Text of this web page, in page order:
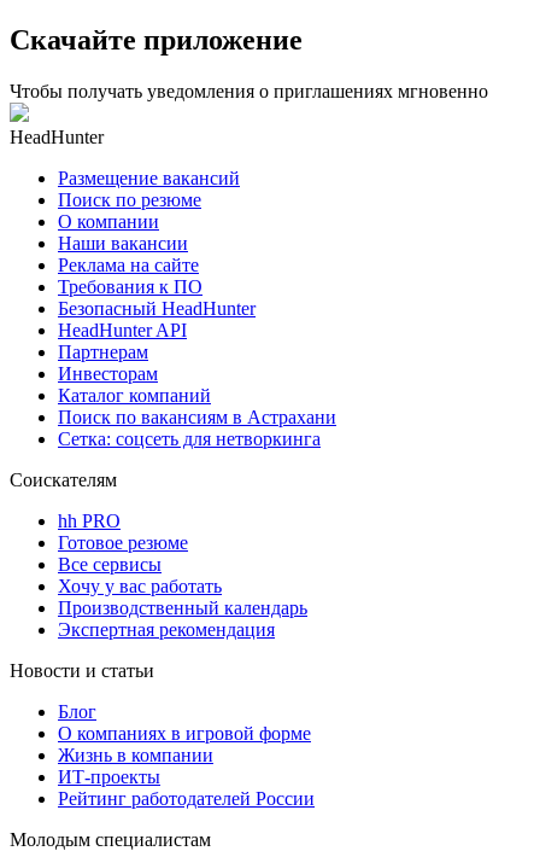
Скачайте приложение
Чтобы получать уведомления о приглашениях мгновенно
HeadHunter
Размещение вакансий
Поиск по резюме
О компании
Наши вакансии
Реклама на сайте
Требования к ПО
Безопасный HeadHunter
HeadHunter API
Партнерам
Инвесторам
Каталог компаний
Поиск по вакансиям в Астрахани
Сетка: соцсеть для нетворкинга
Соискателям
hh PRO
Готовое резюме
Все сервисы
Хочу у вас работать
Производственный календарь
Экспертная рекомендация
Новости и статьи
Блог
О компаниях в игровой форме
Жизнь в компании
ИТ-проекты
Рейтинг работодателей России
Молодым специалистам